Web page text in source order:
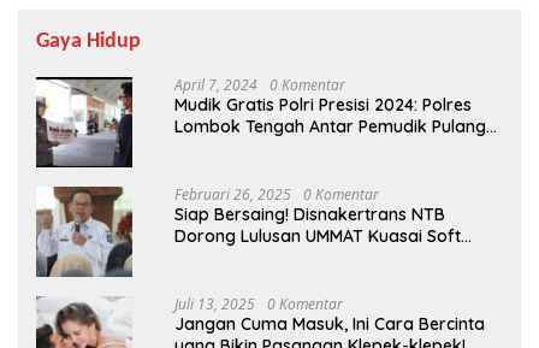
Gaya Hidup
April 7, 2024 0 Komentar
Mudik Gratis Polri Presisi 2024: Polres
Lombok Tengah Antar Pemudik Pulang
Februari 26, 2025 0 Komentar
Siap Bersaing! Disnakertrans NTB
Dorong Lulusan UMMAT Kuasai Soft
Juli 13, 2025 0 Komentar
Jangan Cuma Masuk, Ini Cara Bercinta